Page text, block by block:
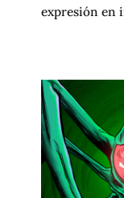
expresión en